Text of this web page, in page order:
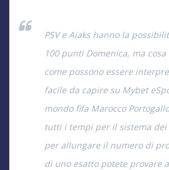
PSV e Aiaks hanno la
100 punti Domenica, ma
come possono essere
facile da capire su Mybet
mondo fifa Marocco
tutti i tempi per il sistema
per allungare il numero di
di uno esatto potete provare